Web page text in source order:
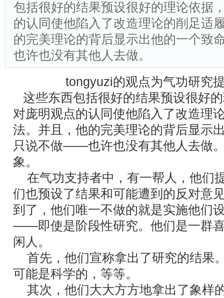
包括很好的结果预设很好的理论依据
的认同使他陷入了改造理论的削足适
的完美理论的背后显示出他的一个
也许也没有其他人去做。
tongyuzi的观点为气功研究
这些东西包括很好的结果预设很好
对庞明观点的认同使他陷入了改造理
法。并且，他的完美理论的背后显
只说不做――也许也没有其他人去做
象。
在气功支持者中，有一帮人，他们
们也预设了结果和可能遭到的反对意
到了，他们唯一不做的就是实施他们
――即使是阶段性研究。他们是一群
闲人。
首先，他们宣称拿出了研究的结果
可能是科学的，等等。
其次，他们大大方方地拿出了象样